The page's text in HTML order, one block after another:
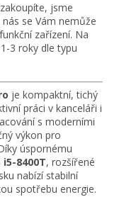
jsme
se Vám nemůže
zařízení. Na
3 roky dle typu
je kompaktní, tichý
práci v kanceláři i
s moderními
výkon pro
úspornému
8400T, rozšířené
nabízí stabilní
spotřebu energie.